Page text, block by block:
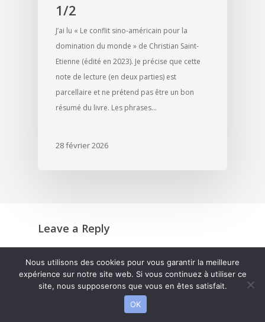
1/2
J’ai lu « Le conflit sino-américain pour la
domination du monde » de Christian Saint-
Etienne (édité en 2023). Je précise que cette
note de lecture (en deux parties) est
parcellaire et ne prétend pas être un bon
résumé du livre. Les phrases…
28 février 2026
Leave a Reply
Nous utilisons des cookies pour vous garantir la meilleure
expérience sur notre site web. Si vous continuez à utiliser ce
site, nous supposerons que vous en êtes satisfait.
OK